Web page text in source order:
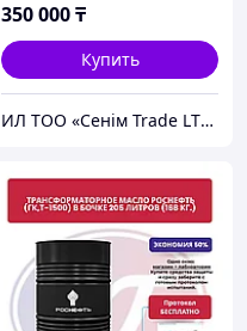
350 000₸
Купить
ИЛ ТОО «Сенiм Trade LTD»